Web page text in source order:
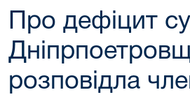
Про дефіцит
розповідла